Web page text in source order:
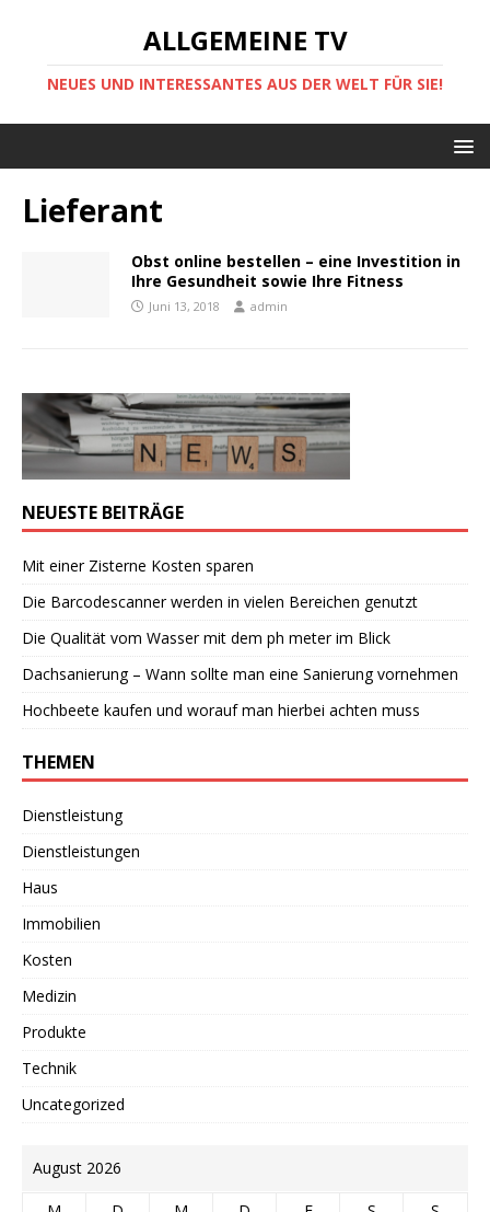
ALLGEMEINE TV
NEUES UND INTERESSANTES AUS DER WELT FÜR SIE!
Lieferant
Obst online bestellen – eine Investition in
Ihre Gesundheit sowie Ihre Fitness
Juni 13, 2018 admin
NEUESTE BEITRÄGE
Mit einer Zisterne Kosten sparen
Die Barcodescanner werden in vielen Bereichen genutzt
Die Qualität vom Wasser mit dem ph meter im Blick
Dachsanierung – Wann sollte man eine Sanierung vornehmen
Hochbeete kaufen und worauf man hierbei achten muss
THEMEN
Dienstleistung
Dienstleistungen
Haus
Immobilien
Kosten
Medizin
Produkte
Technik
Uncategorized
August 2026